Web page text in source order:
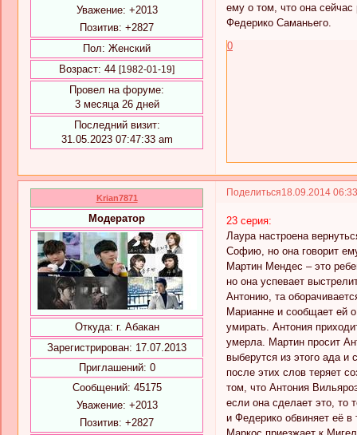
Уважение: +2013
Позитив: +2827
Пол: Женский
Возраст: 44 [1982-01-19]
Провел на форуме:
3 месяца 26 дней
Последний визит:
31.05.2023 07:47:33 am
ему о том, что она
Федерико Саманьего.
0
Поделиться18.09.2014
Krian7871
Модератор
Откуда: г. Абакан
Зарегистрирован: 17.07.2013
Приглашений: 0
Сообщений: 45175
Уважение: +2013
Позитив: +2827
23 серия:
Лаура настроена
Софию, но она говорит
Мартин Мендес – это
но она успевает
Антонию, та
Марианне и сообщает ей
умирать. Антония
умерла. Мартин просит
выберутся из этого ада и
после этих слов теряет
том, что Антония
если она сделает это, то
и Федерико обвиняет её в